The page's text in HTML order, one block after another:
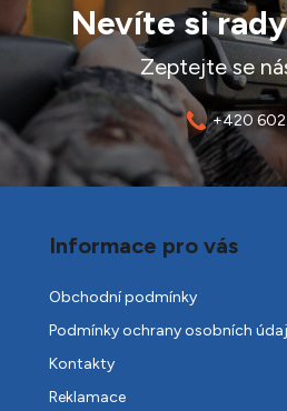
Nevíte si
Zeptejte se
+420
Informace pro vás
Obchodní podmínky
Podmínky ochrany osobních
Kontakty
Reklamace